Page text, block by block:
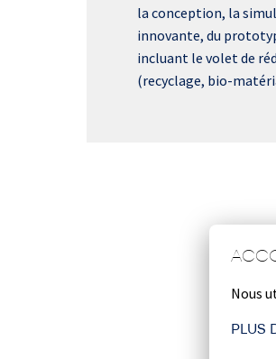
Nous
PLUS
la conception, la
innovante, du
incluant le volet de
(recyclage, bio-